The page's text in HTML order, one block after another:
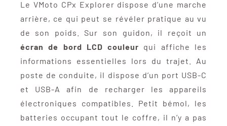
Le VMoto CPx Explorer dispose d’une marche
arrière, ce qui peut se révéler pratique au vu
de son poids. Sur son guidon, il reçoit un
écran de bord LCD couleur qui affiche les
informations essentielles lors du trajet. Au
poste de conduite, il dispose d’un port USB-C
et USB-A afin de recharger les appareils
électroniques compatibles. Petit bémol, les
batteries occupant tout le coffre, il n’y a pas